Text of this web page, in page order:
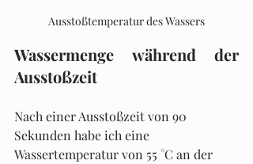
Ausstoßtemperatur des Wassers
Wassermenge während der
Ausstoßzeit
Nach einer Ausstoßzeit von 90
Sekunden habe ich eine
Wassertemperatur von 55 °C an der